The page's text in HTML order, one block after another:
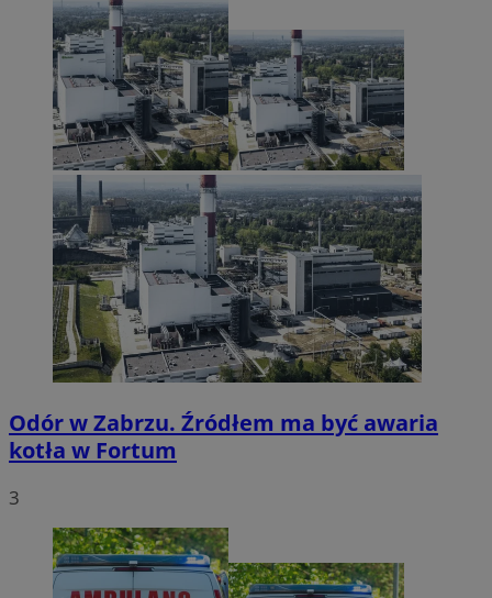
Odór w Zabrzu. Źródłem ma być awaria
kotła w Fortum
3